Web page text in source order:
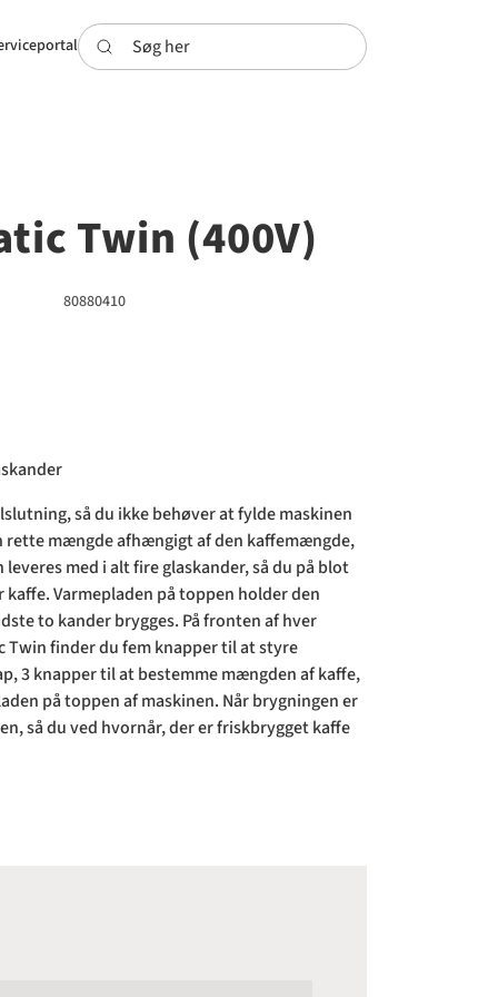
Søg her
Twin (400V)
80880410
så du ikke behøver at fylde maskinen
rette mængde afhængigt af den kaffemængde,
med i alt fire glaskander, så du på blot
Varmepladen på toppen holder den
to kander brygges. På fronten af hver
Twin finder du fem knapper til at styre
3 knapper til at bestemme mængden af kaffe,
på toppen af maskinen. Når brygningen er
så du ved hvornår, der er friskbrygget kaffe